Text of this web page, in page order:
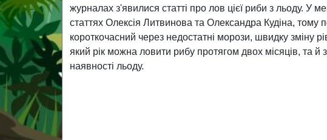
журналах з'явилися статті про лов цієї риби з льоду. У
статтях Олексія Литвинова та Олександра Кудіна,
короткочасний через недостатні морози, швидку зміну
який рік можна ловити рибу протягом двох місяців, та
наявності льоду.